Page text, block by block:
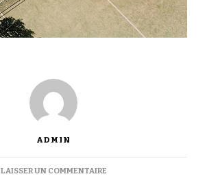
ADMIN
LAISSER UN COMMENTAIRESUR